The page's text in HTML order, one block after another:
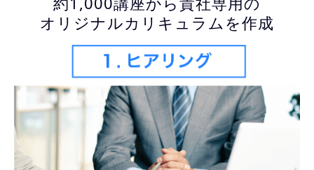
オリジナルカリキュラムを作成